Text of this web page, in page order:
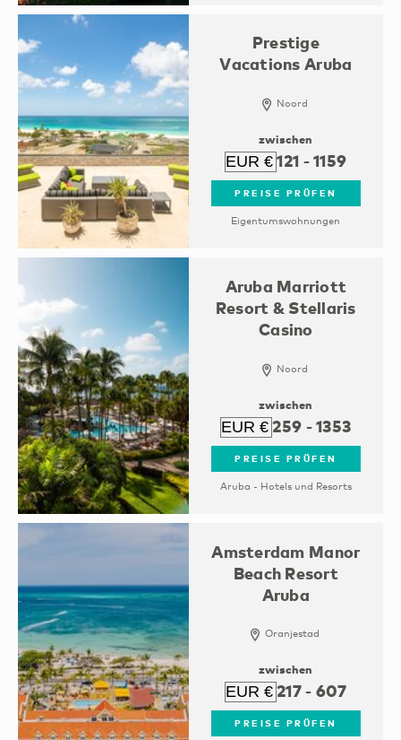
Prestige
Vacations Aruba
Noord
zwischen
121 -1159
PREISE PRÜFEN
Eigentumswohnungen
Aruba Marriott
Resort & Stellaris
Casino
Noord
zwischen
259 -1353
PREISE PRÜFEN
Aruba - Hotels und Resorts
Amsterdam Manor
Beach Resort
Aruba
Oranjestad
zwischen
217- 607
PREISE PRÜFEN